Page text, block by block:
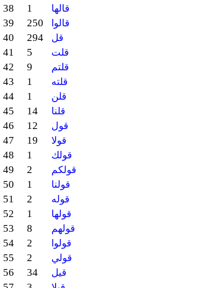
38 1 قالها
39 250 قالوا
40 294 قل
41 5 قلت
42 9 قلتم
43 1 قلته
44 1 قلن
45 14 قلنا
46 12 قول
47 19 قولا
48 1 قولك
49 2 قولكم
50 1 قولنا
51 2 قوله
52 1 قولها
53 8 قولهم
54 2 قولوا
55 2 قولي
56 34 قيل